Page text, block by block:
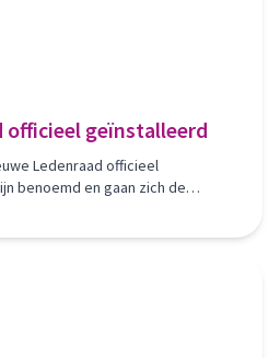
officieel geïnstalleerd
Ledenraad officieel
benoemd en gaan zich de